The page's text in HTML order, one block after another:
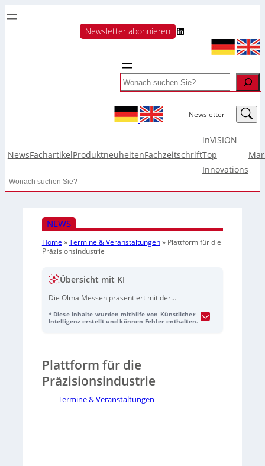
Newsletter abonnieren LinkedIn
Search
Newsletter LinkedIn
NewsFachartikelProduktneuheitenFachzeitschrift
inVISION
Top
Innovations
Search
NEWS
Home »Termine & Veranstaltungen» Plattform für die
Präzisionsindustrie
Übersicht mit KI
Die Olma Messen präsentiert mit der
Fachmesse und Fachkongress für die
erwartet.
* Diese Inhalte wurden mithilfe von Künstlicher
Intelligenz erstellt und können Fehler enthalten.
Plattform für die
Präzisionsindustrie
Termine & Veranstaltungen